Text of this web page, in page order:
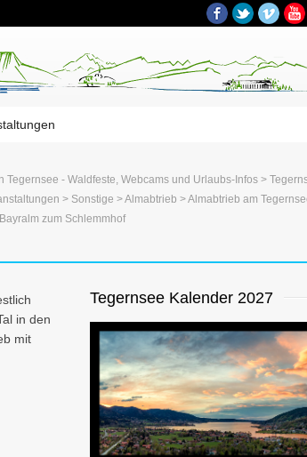
Facebook
Twitter
Tegernsee - Waldfeste, Webcams und Urlaubs-Infos >
> Sonstige >Almabtrieb > Almabtrieb am
zum Schlemmhof
in den
mit
Tegernsee Kalender 2027